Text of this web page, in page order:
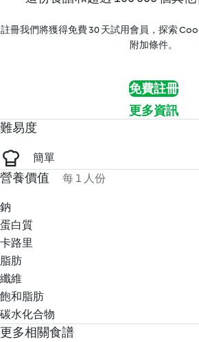
註冊我們將獲得免費 30 天試用會員，探索
附加條件。
免費註冊
更多資訊
難易度
簡單
營養價值 每 1 人份
鈉
蛋白質
卡路里
脂肪
纖維
飽和脂肪
碳水化合物
更多相關食譜